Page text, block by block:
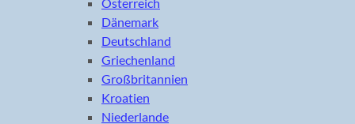
Dänemark
Deutschland
Griechenland
Großbritannien
Kroatien
Niederlande